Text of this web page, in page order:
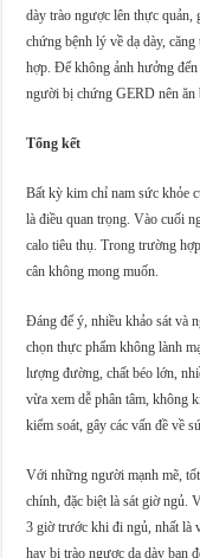
dày trào ngược lên thực quản,
chứng bệnh lý về dạ dày,
hợp. Để không ảnh hưởng
người bị chứng GERD nên ăn
Tổng kết
Bất kỳ kim chỉ nam sức khỏe
là điều quan trọng. Vào cuối
calo tiêu thụ. Trong trường
cân không mong muốn.
Đáng để ý, nhiều khảo sát và
chọn thực phẩm không lành
lượng đường, chất béo lớn,
vừa xem dễ phân tâm, không
kiểm soát, gây các vấn đề về
Với những người mạnh mẽ,
chính, đặc biệt là sát giờ ngủ.
3 giờ trước khi đi ngủ, nhất là
hay bị trào ngược dạ dày ban